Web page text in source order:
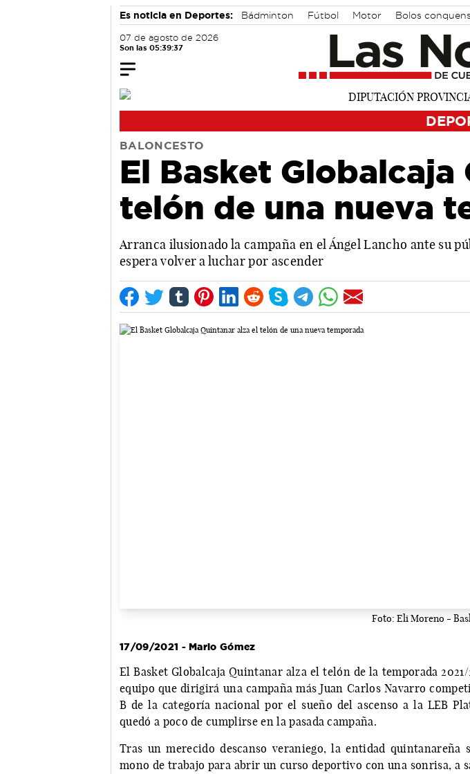
Es noticia en Deportes: Bádminton Fútbol Motor Bolos
07 de agosto de 2026
Son las 05:39:38
BALONCESTO
El Basket
telón de una nueva
Arranca ilusionado la campaña en el Ángel Lancho ante su
espera volver a luchar por ascender
Foto: Eli Moreno -
17/09/2021 - Mario Gómez
El Basket Globalcaja Quintanar alza el telón de la temporada
equipo que dirigirá una campaña más Juan Carlos Navarro
B de la categoría nacional por el sueño del ascenso a la LEB
quedó a poco de cumplirse en la pasada campaña.
Tras un merecido descanso veraniego, la entidad quintanareña
mono de trabajo para abrir un curso deportivo con una sonrisa, a